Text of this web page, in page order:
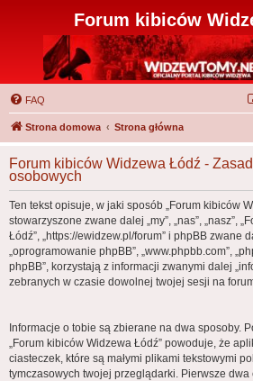
Forum kibiców
FAQ
Strona domowa Strona główna
Forum kibiców Widzewa Łódź -
osobowych
Ten tekst opisuje, w jaki sposób „Forum kibiców
stowarzyszone zwane dalej „my”, „nas”, „nasz”,
Łódź”, „https://ewidzew.pl/forum” i phpBB zwane
„oprogramowanie phpBB”, „www.phpbb.com”,
phpBB”, korzystają z informacji zwanymi dalej
zebranych w czasie dowolnej twojej sesji na
Informacje o tobie są zbierane na dwa sposoby.
„Forum kibiców Widzewa Łódź” powoduje, że
ciasteczek, które są małymi plikami tekstowymi
tymczasowych twojej przeglądarki. Pierwsze